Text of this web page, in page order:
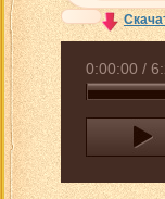
0:00:00 /